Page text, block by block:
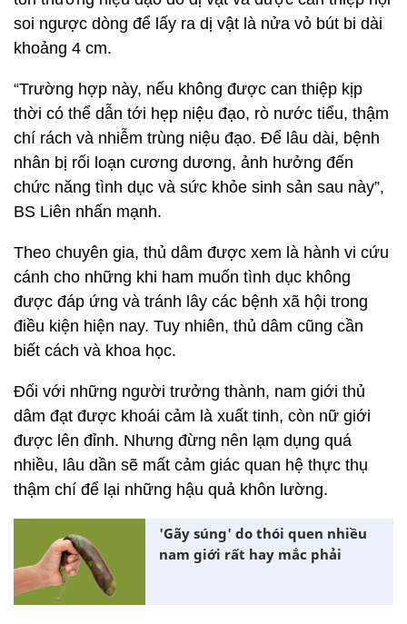
soi ngược dòng để lấy ra dị vật là nửa vỏ bút bi dài
khoảng 4 cm.
“Trường hợp này, nếu không được can thiệp kịp
thời có thể dẫn tới hẹp niệu đạo, rò nước tiểu, thậm
chí rách và nhiễm trùng niệu đạo. Để lâu dài, bệnh
nhân bị rối loạn cương dương, ảnh hưởng đến
chức năng tình dục và sức khỏe sinh sản sau này”,
BS Liên nhấn mạnh.
Theo chuyên gia, thủ dâm được xem là hành vi cứu
cánh cho những khi ham muốn tình dục không
được đáp ứng và tránh lây các bệnh xã hội trong
điều kiện hiện nay. Tuy nhiên, thủ dâm cũng cần
biết cách và khoa học.
Đối với những người trưởng thành, nam giới thủ
dâm đạt được khoái cảm là xuất tinh, còn nữ giới
được lên đỉnh. Nhưng đừng nên lạm dụng quá
nhiều, lâu dần sẽ mất cảm giác quan hệ thực thụ
thậm chí để lại những hậu quả khôn lường.
'Gãy súng' do thói quen nhiều
nam giới rất hay mắc phải